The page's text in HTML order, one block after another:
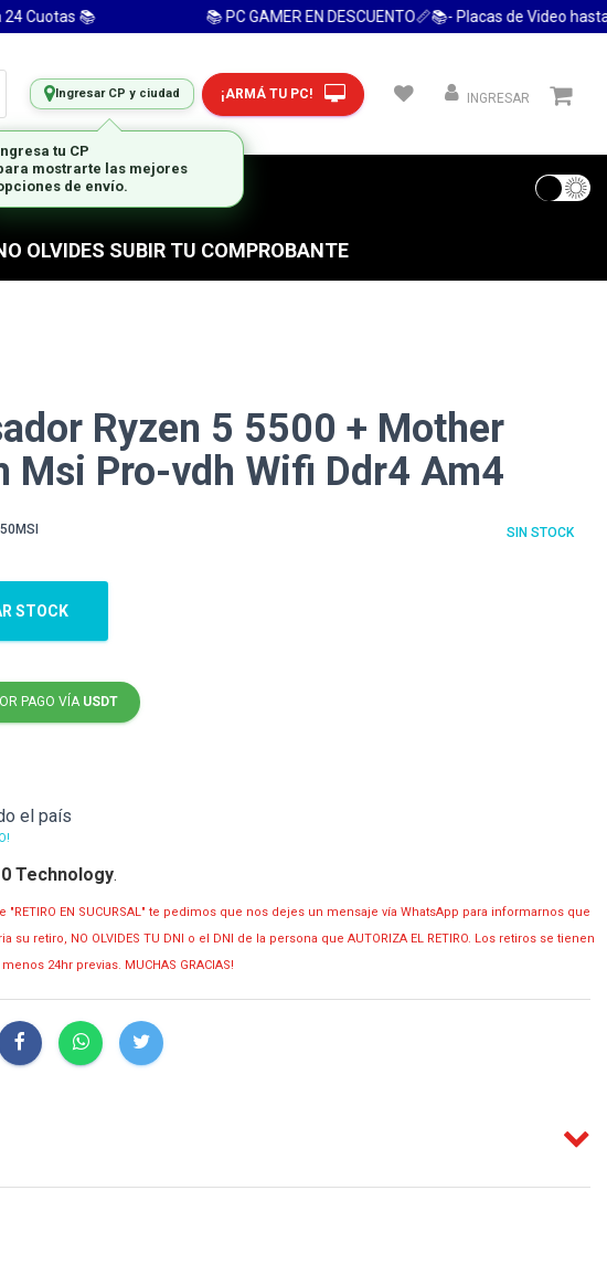
Cuotas 📚 📚 PC GAMER EN DESCUENTO📏📚- Placas de Video hasta
Ingresar CP y ciudad ¡ARMÁ TU PC! INGRESAR
PREGUNTAS FRECUENTES
OLVIDES SUBIR TU COMPROBANTE
Ryzen 5 5500 + Mother
Msi Pro-vdh Wifi Ddr4 Am4
SIN STOCK
STOCK
PAGO VÍA USDT
el país
Technology.
"RETIRO EN SUCURSAL" te pedimos que nos dejes un mensaje vía WhatsApp para informarnos que
su retiro, NO OLVIDES TU DNI o el DNI de la persona que AUTORIZA EL RETIRO. Los retiros se tienen
24hr previas. MUCHAS GRACIAS!
tu CP
mostrarte las mejores
de envío.